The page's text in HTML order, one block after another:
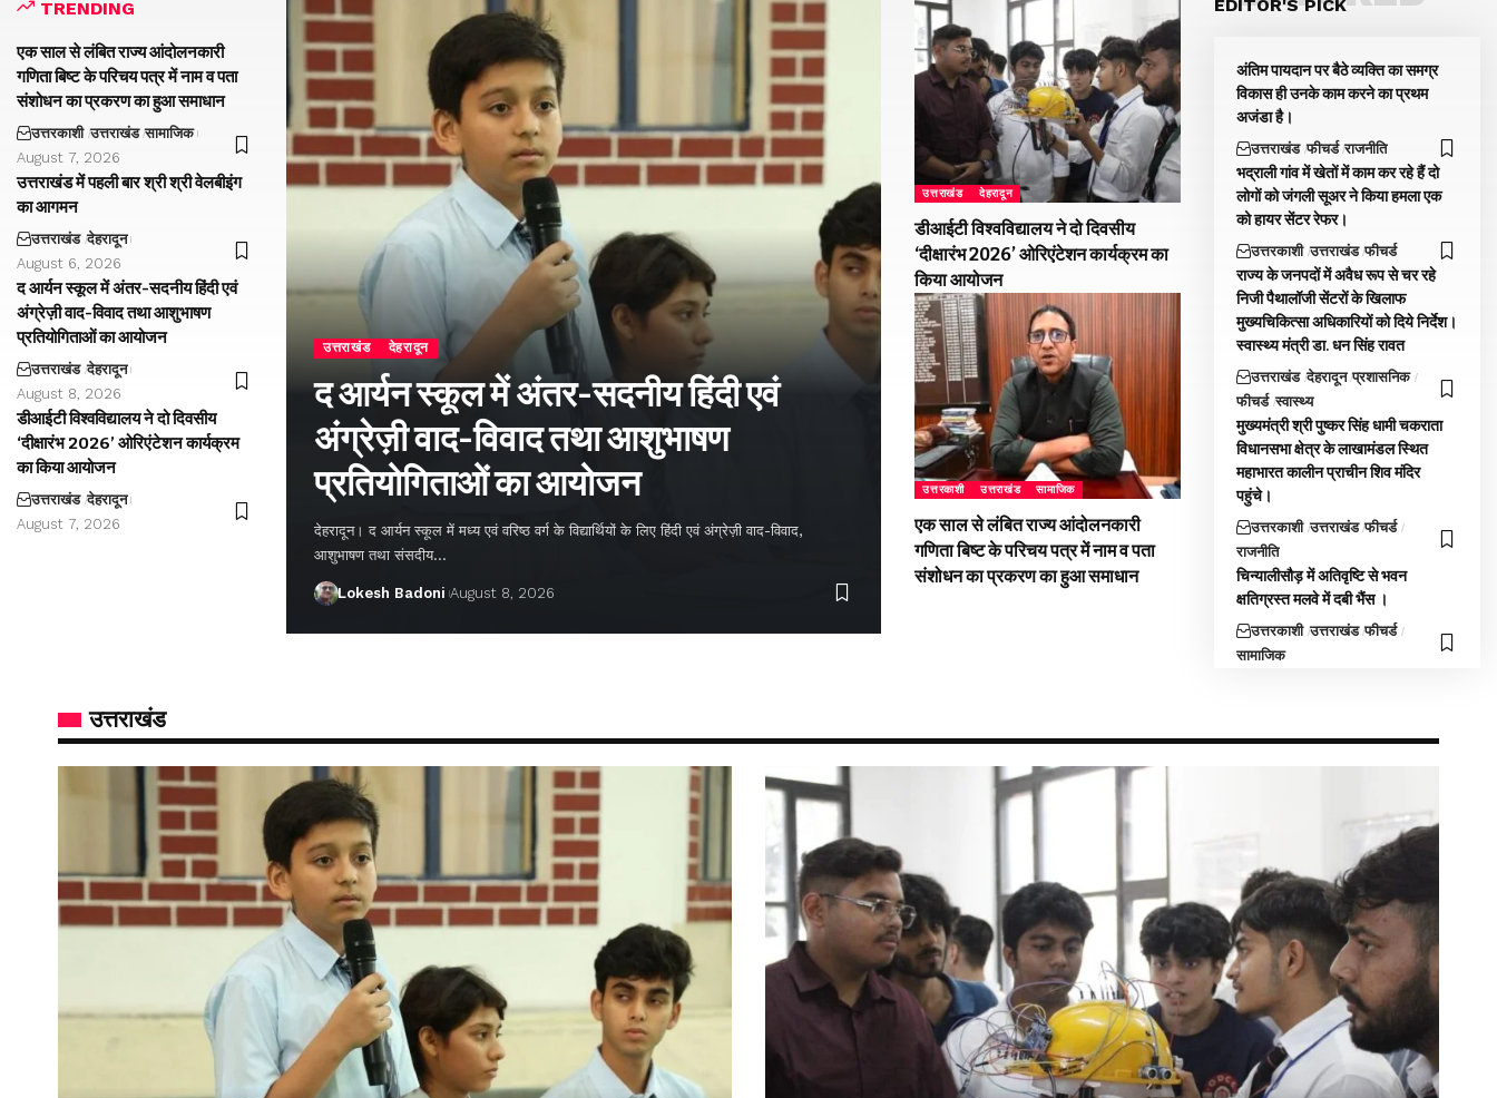
TRENDING
एक साल से लंबित राज्य आंदोलनकारी
गणिता बिष्ट के परिचय पत्र में नाम व पता
संशोधन का प्रकरण का हुआ समाधान
उत्तरकाशी उत्तराखंड सामाजिक
August 7, 2026
उत्तराखंड में पहली बार श्री श्री वेलबीइंग
का आगमन
उत्तराखंड देहरादून
August 6, 2026
द आर्यन स्कूल में अंतर-सदनीय हिंदी एवं
अंग्रेज़ी वाद-विवाद तथा आशुभाषण
प्रतियोगिताओं का आयोजन
उत्तराखंड देहरादून
August 8, 2026
डीआईटी विश्वविद्यालय ने दो दिवसीय
‘दीक्षारंभ 2026’ ओरिएंटेशन कार्यक्रम
का किया आयोजन
उत्तराखंड देहरादून
August 7, 2026
उत्तराखंड देहरादून
द आर्यन स्कूल में अंतर-सदनीय हिंदी एवं
अंग्रेज़ी वाद-विवाद तथा आशुभाषण
प्रतियोगिताओं का आयोजन
देहरादून। द आर्यन स्कूल में मध्य एवं वरिष्ठ वर्ग के विद्यार्थियों के लिए हिंदी एवं अंग्रेज़ी वाद-विवाद,
आशुभाषण तथा संसदीय…
Lokesh Badoni August 8, 2026
उत्तराखंड देहरादून
डीआईटी विश्वविद्यालय ने दो दिवसीय
‘दीक्षारंभ 2026’ ओरिएंटेशन कार्यक्रम का
किया आयोजन
उत्तरकाशी उत्तराखंड सामाजिक
एक साल से लंबित राज्य आंदोलनकारी
गणिता बिष्ट के परिचय पत्र में नाम व पता
संशोधन का प्रकरण का हुआ समाधान
EDITOR'S PICK
अंतिम पायदान पर बैठे व्यक्ति का समग्र
विकास ही उनके काम करने का प्रथम
अजंडा है।
उत्तराखंड फीचर्ड राजनीति
भद्राली गांव में खेतों में काम कर रहे हैं दो
लोगों को जंगली सूअर ने किया हमला एक
को हायर सेंटर रेफर।
उत्तरकाशी उत्तराखंड फीचर्ड
राज्य के जनपदों में अवैध रूप से चर रहे
निजी पैथालॉजी सेंटरों के खिलाफ
मुख्यचिकित्सा अधिकारियों को दिये निर्देश।
स्वास्थ्य मंत्री डा. धन सिंह रावत
उत्तराखंड देहरादून प्रशासनिक
फीचर्ड स्वास्थ्य
मुख्यमंत्री श्री पुष्कर सिंह धामी चकराता
विधानसभा क्षेत्र के लाखामंडल स्थित
महाभारत कालीन प्राचीन शिव मंदिर
पहुंचे।
उत्तरकाशी उत्तराखंड फीचर्ड
राजनीति
चिन्यालीसौड़ में अतिवृष्टि से भवन
क्षतिग्रस्त मलवे में दबी भैंस ।
उत्तरकाशी उत्तराखंड फीचर्ड
सामाजिक
उत्तराखंड